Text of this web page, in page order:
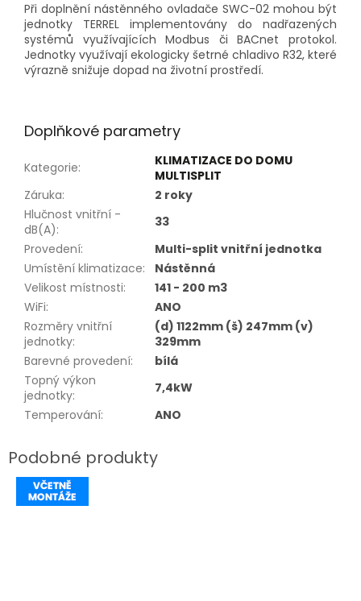
Při doplnění nástěnného ovladače SWC-02 mohou být
jednotky TERREL implementovány do nadřazených
systémů využívajících Modbus či BACnet protokol.
Jednotky využívají ekologicky šetrné chladivo R32, které
výrazně snižuje dopad na životní prostředí.
Doplňkové parametry
Kategorie:
KLIMATIZACE DO DOMU
MULTISPLIT
Záruka:
2 roky
Hlučnost vnitřní -
dB(A):
33
Provedení:
Multi-split vnitřní jednotka
Umístění klimatizace:
Nástěnná
Velikost místnosti:
141 - 200 m3
WiFi:
ANO
Rozměry vnitřní
jednotky:
(d) 1122mm (š) 247mm (v)
329mm
Barevné provedení:
bílá
Topný výkon
jednotky:
7,4kW
Temperování: ANO